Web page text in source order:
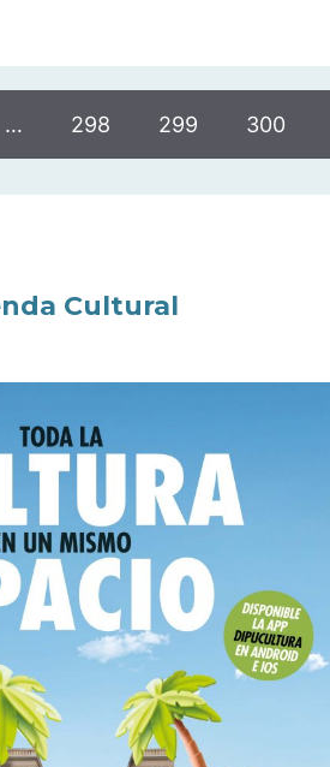
… 298 299 300
Cultural